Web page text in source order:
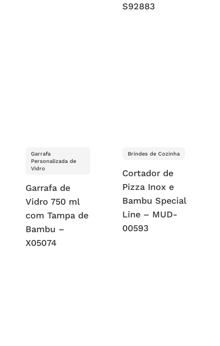
S92883
Garrafa
Personalizada de
Vidro
Garrafa de
Vidro 750 ml
com Tampa de
Bambu –
X05074
Brindes de Cozinha
Cortador de
Pizza Inox e
Bambu Special
Line – MUD-
00593